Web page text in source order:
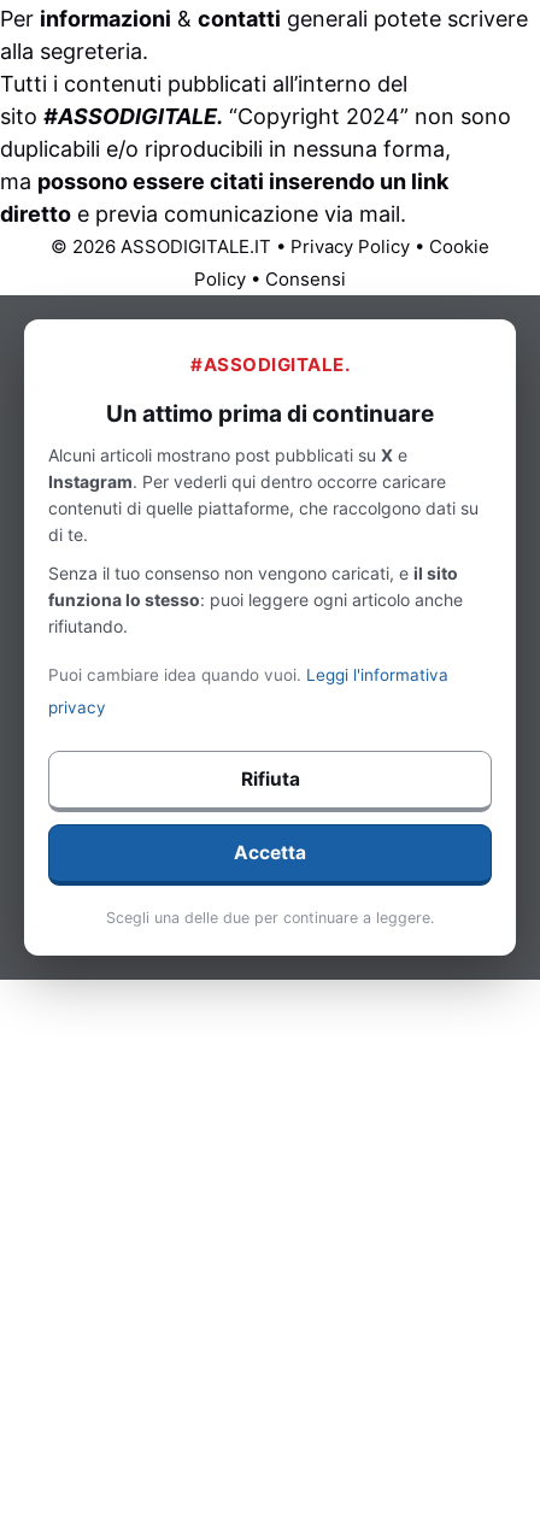
Per informazioni & contatti generali potete scrivere
alla segreteria.
Tutti i contenuti pubblicati all’interno del
sito #ASSODIGITALE. “Copyright 2024” non sono
duplicabili e/o riproducibili in nessuna forma,
ma possono essere citati inserendo un link
diretto e previa comunicazione via mail.
© 2026 ASSODIGITALE.IT • Privacy Policy • Cookie
Policy • Consensi
#ASSODIGITALE.
Un attimo prima di continuare
Alcuni articoli mostrano post pubblicati su X e
Instagram. Per vederli qui dentro occorre caricare
contenuti di quelle piattaforme, che raccolgono dati su
di te.
Senza il tuo consenso non vengono caricati, e il sito
funziona lo stesso: puoi leggere ogni articolo anche
rifiutando.
Puoi cambiare idea quando vuoi. Leggi l'informativa
privacy
Rifiuta
Accetta
Scegli una delle due per continuare a leggere.